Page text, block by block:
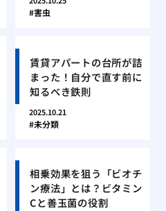
害虫
賃貸アパートの台所が詰
まった！自分で直す前に
知るべき鉄則
2025.10.21
未分類
相乗効果を狙う「ビオチ
ン療法」とは？ビタミン
Cと善玉菌の役割